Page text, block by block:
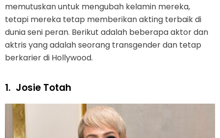
memutuskan untuk mengubah kelamin mereka,
tetapi mereka tetap memberikan akting terbaik di
dunia seni peran. Berikut adalah beberapa aktor dan
aktris yang adalah seorang transgender dan tetap
berkarier di Hollywood.
1. Josie Totah